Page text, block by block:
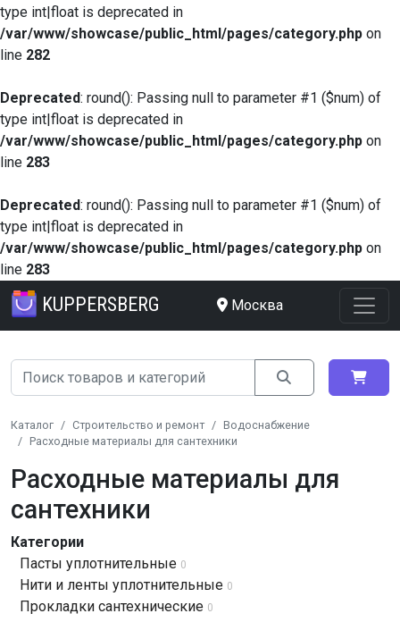
type int|float is deprecated in
/var/www/showcase/public_html/pages/category.php on
line 282
Deprecated: round(): Passing null to parameter #1 ($num) of
type int|float is deprecated in
/var/www/showcase/public_html/pages/category.php on
line 283
Deprecated: round(): Passing null to parameter #1 ($num) of
type int|float is deprecated in
/var/www/showcase/public_html/pages/category.php on
line 283
KUPPERSBERG Москва
Каталог Строительство и ремонт
Водоснабжение
Расходные материалы для сантехники
Расходные материалы для
сантехники
Категории
Пасты уплотнительные 0
Нити и ленты уплотнительные 0
Прокладки сантехнические 0